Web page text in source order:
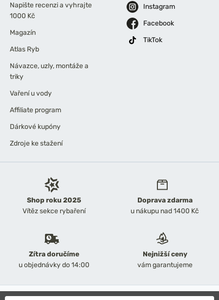
Shop roku 2025
Vítěz sekce rybaření
Doprava zdarma
u nákupu nad 1400 Kč
Zítra doručíme
u objednávky do 14:00
Nejnižší ceny
vám garantujeme
Napište recenzi a vyhrajte
1000 Kč
Magazín
Atlas Ryb
Návazce, uzly, montáže a
triky
Vaření u vody
Affiliate program
Dárkové kupóny
Zdroje ke stažení
Instagram
Facebook
TikTok